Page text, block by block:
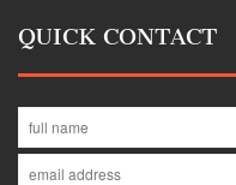
QUICK CONTACT